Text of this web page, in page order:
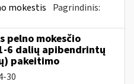
mokestis Pagrindinis:
pelno mokesčio
6 dalių apibendrintų
pakeitimo
30